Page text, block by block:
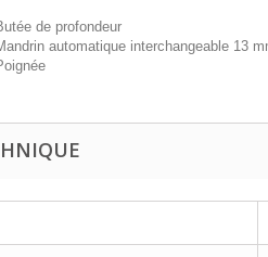
de profondeur
automatique interchangeable 13